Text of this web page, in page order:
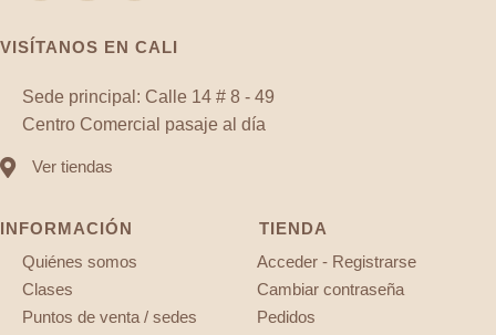
VISÍTANOS EN CALI
Sede principal: Calle 14 # 8 - 49
Centro Comercial pasaje al día
Ver tiendas
INFORMACIÓN
Quiénes somos
Clases
Puntos de venta / sedes
TIENDA
Acceder - Registrarse
Cambiar contraseña
Pedidos